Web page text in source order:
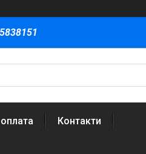
Контакти